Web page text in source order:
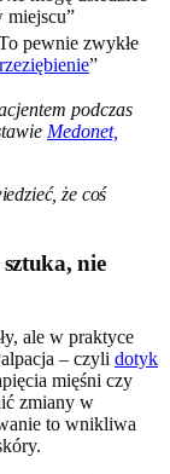
miejscu”
pewnie zwykłe
”
podczas
Medonet,
że coś
nie
ale w praktyce
– czyli dotyk
mięśni czy
zmiany w
to wnikliwa